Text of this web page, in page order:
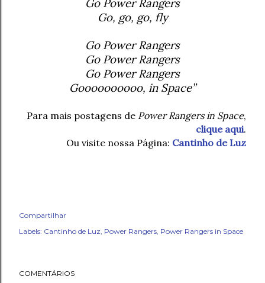
Go Power Rangers
Go, go, go, fly
Go Power Rangers
Go Power Rangers
Go Power Rangers
Goooooooooo, in Space”
Para mais postagens de Power Rangers in Space,
clique aqui.
Ou visite nossa Página: Cantinho de Luz
Compartilhar
Labels: Cantinho de Luz Power Rangers Power Rangers in Space
COMENTÁRIOS